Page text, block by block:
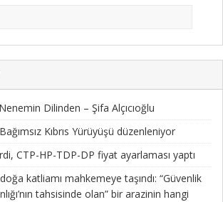
Dilinden – Şifa Alçıcıoğlu
Kıbrıs Yürüyüşü düzenleniyor
CTP-HP-TDP-DP fiyat ayarlaması yaptı
katliamı mahkemeye taşındı: “Güvenlik
tahsisinde olan” bir arazinin hangi